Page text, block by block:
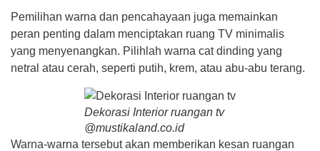
Pemilihan warna dan pencahayaan juga memainkan
peran penting dalam menciptakan ruang TV minimalis
yang menyenangkan. Pilihlah warna cat dinding yang
netral atau cerah, seperti putih, krem, atau abu-abu terang.
Dekorasi Interior ruangan tv
@mustikaland.co.id
Warna-warna tersebut akan memberikan kesan ruangan